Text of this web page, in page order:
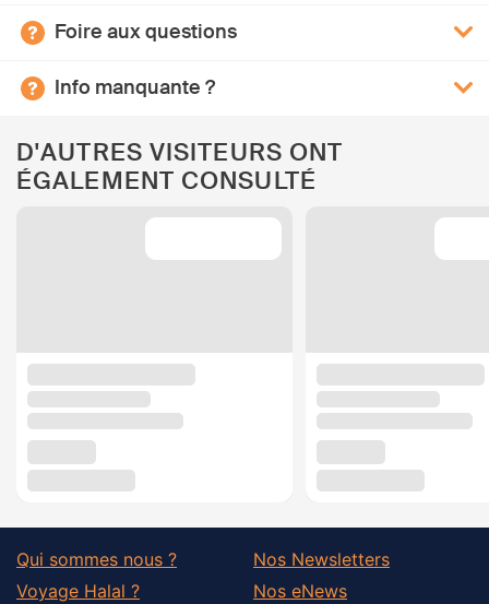
Foire aux questions
Info manquante ?
D'AUTRES VISITEURS ONT
ÉGALEMENT CONSULTÉ
Qui sommes nous ?
Voyage Halal ?
Nos Newsletters
Nos eNews